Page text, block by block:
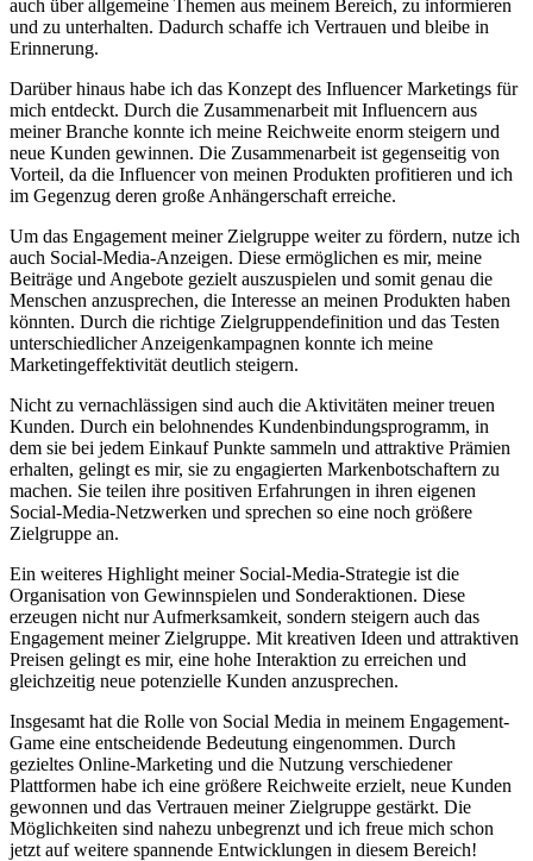
auch über allgemeine Themen aus meinem Bereich, zu informieren
und zu unterhalten. Dadurch schaffe ich Vertrauen und bleibe in
Erinnerung.
Darüber hinaus habe ich das Konzept des Influencer Marketings für
mich entdeckt. Durch die Zusammenarbeit mit Influencern aus
meiner Branche konnte ich meine Reichweite enorm steigern und
neue Kunden gewinnen. Die Zusammenarbeit ist gegenseitig von
Vorteil, da die Influencer von meinen Produkten profitieren und ich
im Gegenzug deren große Anhängerschaft erreiche.
Um das Engagement meiner Zielgruppe weiter zu fördern, nutze ich
auch Social-Media-Anzeigen. Diese ermöglichen es mir, meine
Beiträge und Angebote gezielt auszuspielen und somit genau die
Menschen anzusprechen, die Interesse an meinen Produkten haben
könnten. Durch die richtige Zielgruppendefinition und das Testen
unterschiedlicher Anzeigenkampagnen konnte ich meine
Marketingeffektivität deutlich steigern.
Nicht zu vernachlässigen sind auch die Aktivitäten meiner treuen
Kunden. Durch ein belohnendes Kundenbindungsprogramm, in
dem sie bei jedem Einkauf Punkte sammeln und attraktive Prämien
erhalten, gelingt es mir, sie zu engagierten Markenbotschaftern zu
machen. Sie teilen ihre positiven Erfahrungen in ihren eigenen
Social-Media-Netzwerken und sprechen so eine noch größere
Zielgruppe an.
Ein weiteres Highlight meiner Social-Media-Strategie ist die
Organisation von Gewinnspielen und Sonderaktionen. Diese
erzeugen nicht nur Aufmerksamkeit, sondern steigern auch das
Engagement meiner Zielgruppe. Mit kreativen Ideen und attraktiven
Preisen gelingt es mir, eine hohe Interaktion zu erreichen und
gleichzeitig neue potenzielle Kunden anzusprechen.
Insgesamt hat die Rolle von Social Media in meinem Engagement-
Game eine entscheidende Bedeutung eingenommen. Durch
gezieltes Online-Marketing und die Nutzung verschiedener
Plattformen habe ich eine größere Reichweite erzielt, neue Kunden
gewonnen und das Vertrauen meiner Zielgruppe gestärkt. Die
Möglichkeiten sind nahezu unbegrenzt und ich freue mich schon
jetzt auf weitere spannende Entwicklungen in diesem Bereich!